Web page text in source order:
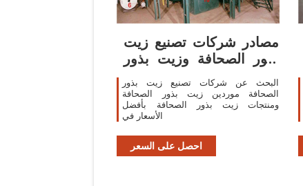
مصادر شركات تصنيع زيت
بذور الصحافة وزيت بذور
الصحافة في
البحث عن شركات تصنيع زيت بذور
الصحافة موردين زيت بذور الصحافة
ومنتجات زيت بذور الصحافة بأفضل
الأسعار في
احصل على السعر